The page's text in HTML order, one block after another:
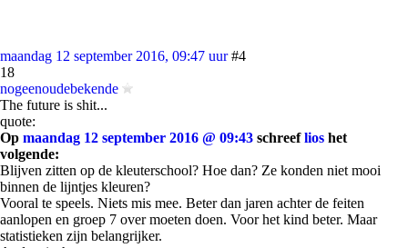
maandag 12 september 2016, 09:47 uur #4
18
nogeenoudebekende
The future is shit...
quote:
Op maandag 12 september 2016 @ 09:43 schreeflios het
volgende:
Blijven zitten op de kleuterschool? Hoe dan? Ze konden niet mooi
binnen de lijntjes kleuren?
Vooral te speels. Niets mis mee. Beter dan jaren achter de feiten
aanlopen en groep 7 over moeten doen. Voor het kind beter. Maar
statistieken zijn belangrijker.